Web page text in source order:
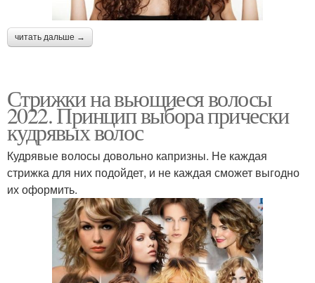
читать дальше →
Стрижки на вьющиеся волосы
2022. Принцип выбора прически
кудрявых волос
Кудрявые волосы довольно капризны. Не каждая
стрижка для них подойдет, и не каждая сможет выгодно
их оформить.